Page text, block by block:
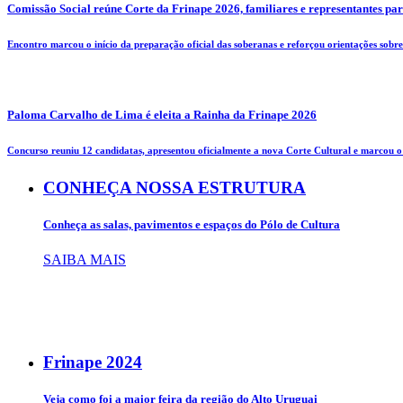
Comissão Social reúne Corte da Frinape 2026, familiares e representantes
Encontro marcou o início da preparação oficial das soberanas e reforçou orientações
Paloma Carvalho de Lima é eleita a Rainha da Frinape 2026
Concurso reuniu 12 candidatas, apresentou oficialmente a nova Corte Cultural e marcou
CONHEÇA NOSSA ESTRUTURA
Conheça as salas, pavimentos e espaços do Pólo de Cultura
SAIBA MAIS
Frinape 2024
Veja como foi a maior feira da região do Alto Uruguai